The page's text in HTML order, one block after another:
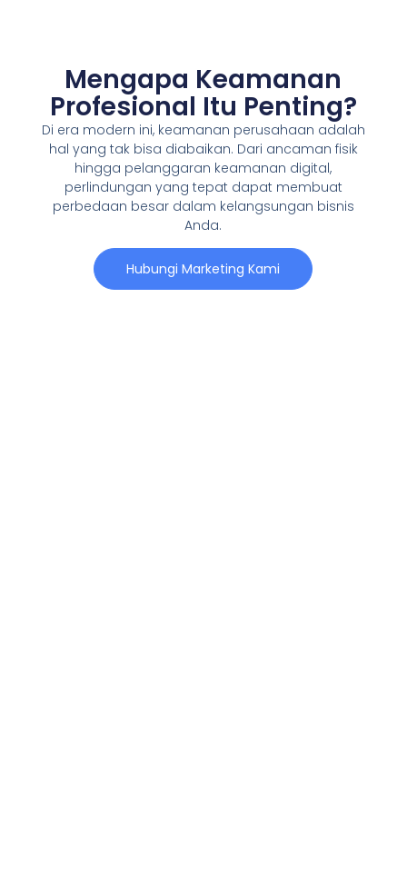
Mengapa Keamanan
Profesional Itu Penting?
Di era modern ini, keamanan perusahaan adalah
hal yang tak bisa diabaikan. Dari ancaman fisik
hingga pelanggaran keamanan digital,
perlindungan yang tepat dapat membuat
perbedaan besar dalam kelangsungan bisnis
Anda.
Hubungi Marketing Kami